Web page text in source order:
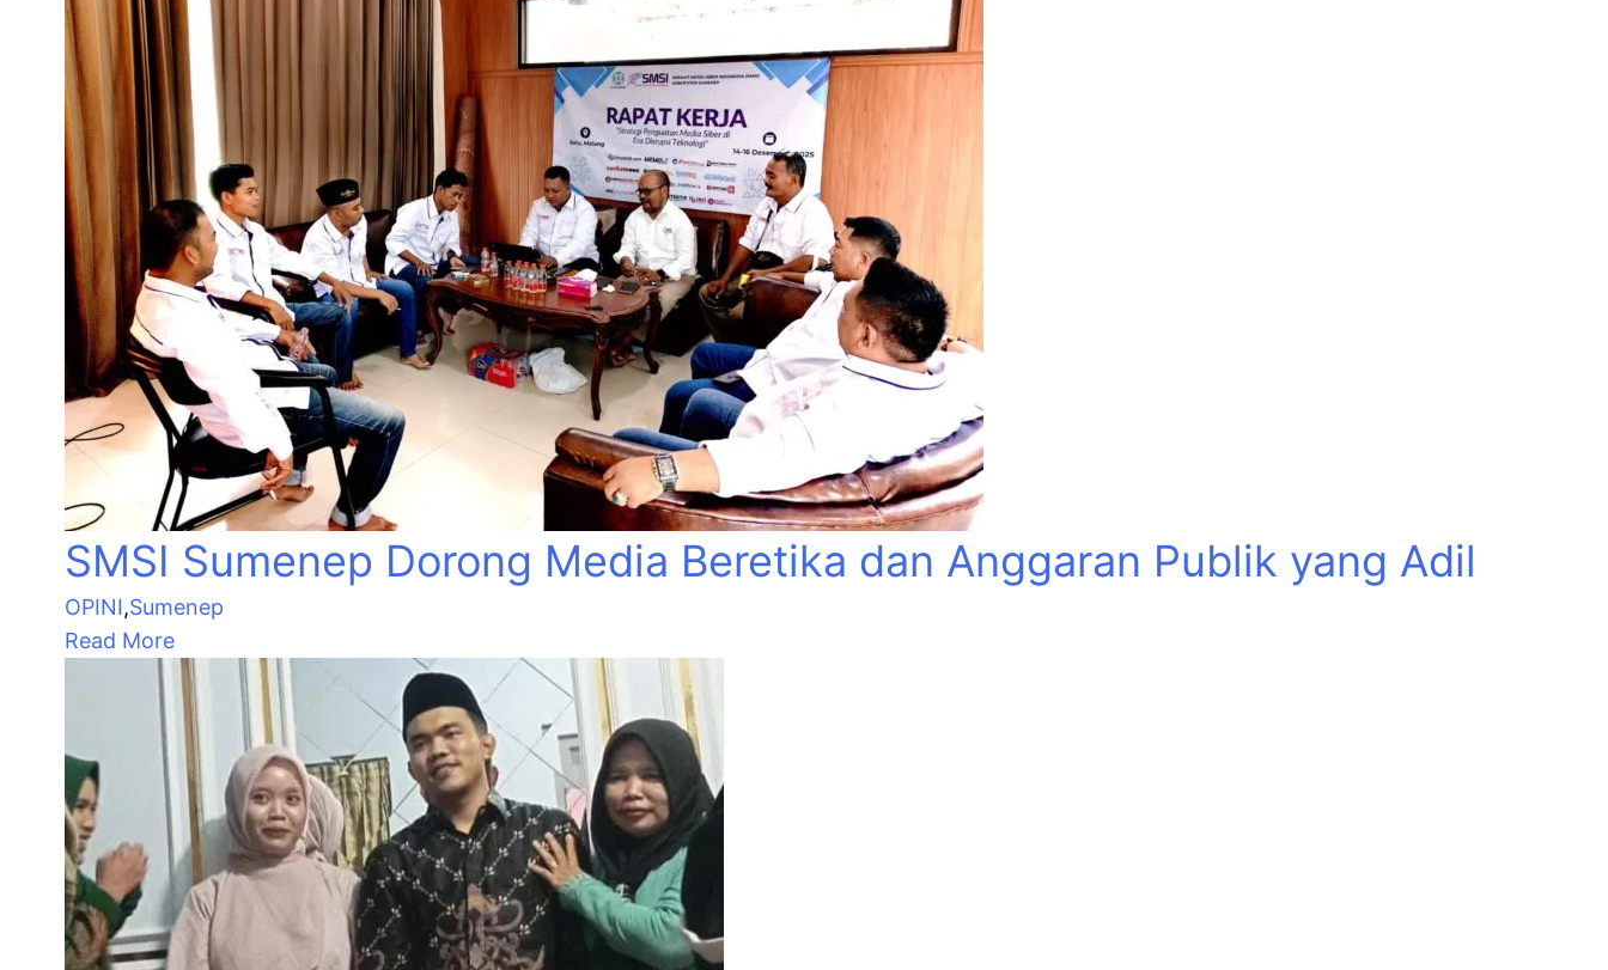
SMSI Sumenep Dorong Media Beretika dan Anggaran Publik yang Adil
OPINI,Sumenep
Read More